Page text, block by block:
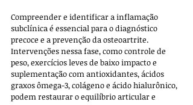
Compreender e identificar a inflamação
subclínica é essencial para o diagnóstico
precoce e a prevenção da osteoartrite.
Intervenções nessa fase, como controle de
peso, exercícios leves de baixo impacto e
suplementação com antioxidantes, ácidos
graxos ômega-3, colágeno e ácido hialurônico,
podem restaurar o equilíbrio articular e